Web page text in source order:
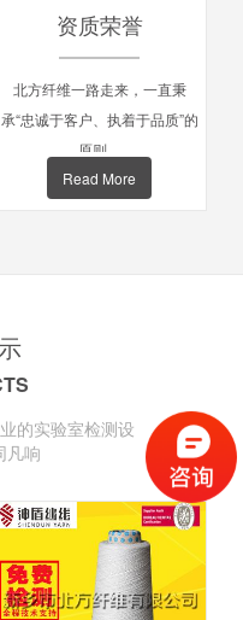
资质荣誉
北方纤维一路走来，一直秉
承“忠诚于客户、执着于品质”的
原则。
Read More
的实验室检测设
凡响